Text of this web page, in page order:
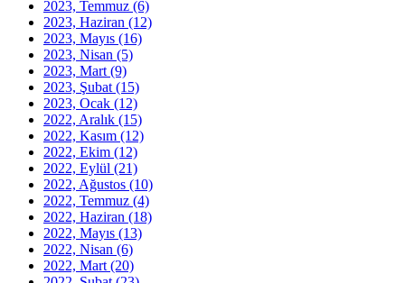
2023, Temmuz (6)
2023, Haziran (12)
2023, Mayıs (16)
2023, Nisan (5)
2023, Mart (9)
2023, Şubat (15)
2023, Ocak (12)
2022, Aralık (15)
2022, Kasım (12)
2022, Ekim (12)
2022, Eylül (21)
2022, Ağustos (10)
2022, Temmuz (4)
2022, Haziran (18)
2022, Mayıs (13)
2022, Nisan (6)
2022, Mart (20)